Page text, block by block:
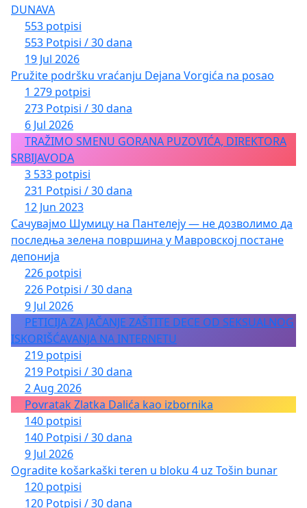
DUNAVA
553 potpisi
553 Potpisi / 30 dana
19 Jul 2026
Pružite podršku vraćanju Dejana Vorgića na posao
1 279 potpisi
273 Potpisi / 30 dana
6 Jul 2026
TRAŽIMO SMENU GORANA PUZOVIĆA, DIREKTORA
SRBIJAVODA
3 533 potpisi
231 Potpisi / 30 dana
12 Jun 2023
Сачувајмо Шумицу на Пантелеју — не дозволимо да
последња зелена површина у Мавровској постане
депонија
226 potpisi
226 Potpisi / 30 dana
9 Jul 2026
PETICIJA ZA JAČANJE ZAŠTITE DECE OD SEKSUALNOG
ISKORIŠĆAVANJA NA INTERNETU
219 potpisi
219 Potpisi / 30 dana
2 Aug 2026
Povratak Zlatka Dalića kao izbornika
140 potpisi
140 Potpisi / 30 dana
9 Jul 2026
Ogradite košarkaški teren u bloku 4 uz Tošin bunar
120 potpisi
120 Potpisi / 30 dana